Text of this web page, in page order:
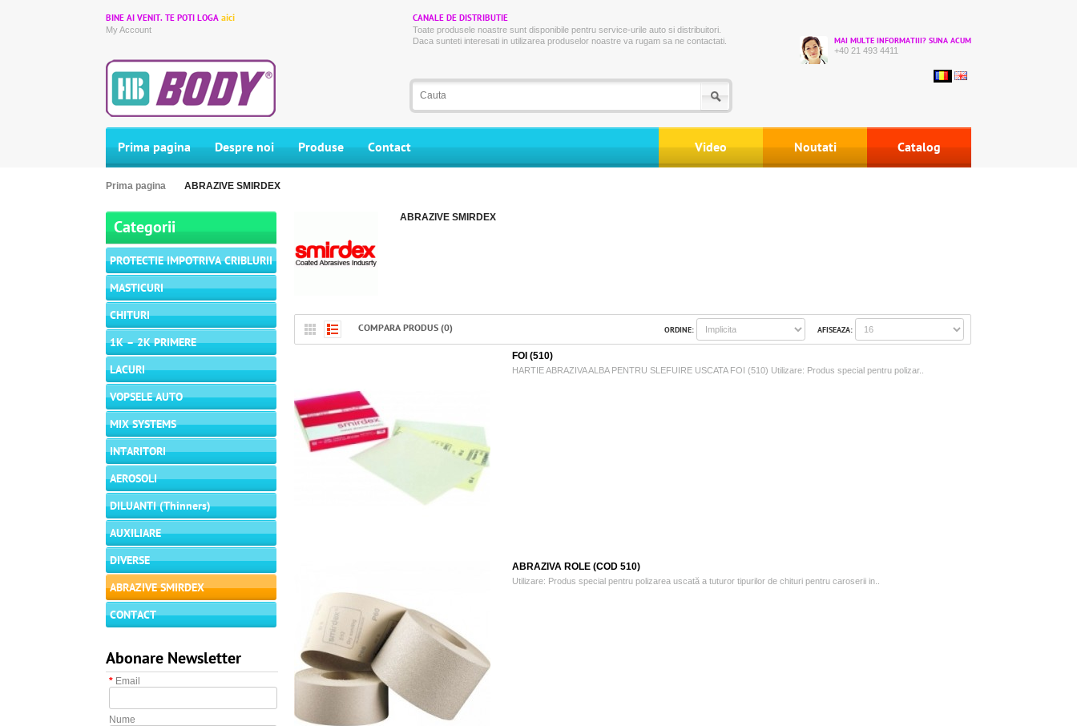
BINE AI VENIT. TE POTI LOGA aici
My Account
CANALE DE DISTRIBUTIE
Toate produsele noastre sunt disponibile pentru service-urile auto si distribuitori.
Daca sunteti interesati in utilizarea produselor noastre va rugam sa ne contactati.
MAI MULTE INFORMATIII? SUNA ACUM
+40 21 493 4411
Prima pagina Despre noi Produse Contact Catalog
Noutati
Video
Prima pagina ABRAZIVE SMIRDEX
Categorii
PROTECTIE IMPOTRIVA CRIBLURII
MASTICURI
CHITURI
1K – 2K PRIMERE
LACURI
VOPSELE AUTO
MIX SYSTEMS
INTARITORI
AEROSOLI
DILUANTI (Thinners)
AUXILIARE
DIVERSE
ABRAZIVE SMIRDEX
CONTACT
Abonare Newsletter
* Email
Nume
ABRAZIVE SMIRDEX
COMPARA PRODUS (0) AFISEAZA:
ORDINE:
FOI (510)
HARTIE ABRAZIVA ALBA PENTRU SLEFUIRE USCATA FOI (510) Utilizare: Produs special pentru polizar..
ABRAZIVA ROLE (COD 510)
Utilizare: Produs special pentru polizarea uscată a tuturor tipurilor de chituri pentru caroserii in..